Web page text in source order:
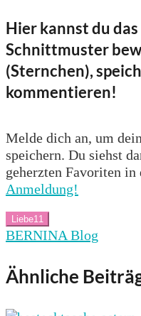
Hier kannst du das
Schnittmuster
(Sternchen),
kommentieren!
Melde dich an, um
speichern. Du siehst
geherzten Favoriten
Anmeldung!
Liebe11
BERNINA Blog
Ähnliche